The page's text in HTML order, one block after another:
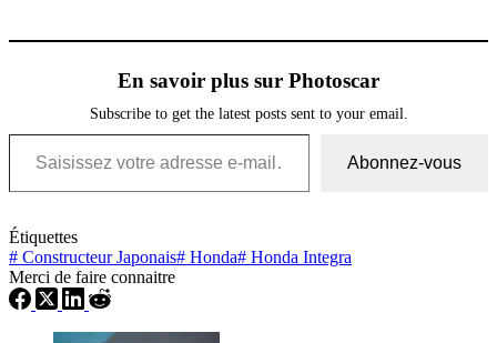
En savoir plus sur Photoscar
Subscribe to get the latest posts sent to your email.
Saisissez votre adresse e-mail…
Abonnez-vous
Étiquettes
# Constructeur Japonais# Honda# Honda Integra
Merci de faire connaitre